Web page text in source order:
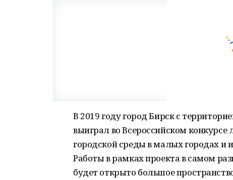
В 2019 году город Бирск с
выиграл во Всероссийском
городской среды в малых городах и
Работы в рамках проекта в самом
будет открыто большое